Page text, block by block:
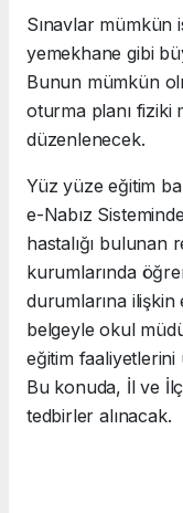
Sınavlar mümkün
yemekhane gibi
Bunun mümkün
oturma planı fiziki
düzenlenecek.
Yüz yüze eğitim
e-Nabız
hastalığı bulunan
kurumlarında
durumlarına ilişkin
belgeyle okul
eğitim
Bu konuda, İl ve
tedbirler alınacak.